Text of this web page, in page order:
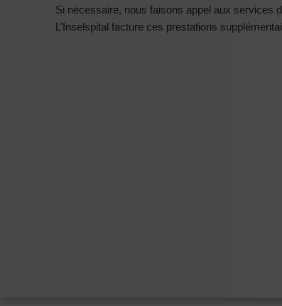
Si nécessaire, nous faisons appel aux services
L’Inselspital facture ces prestations